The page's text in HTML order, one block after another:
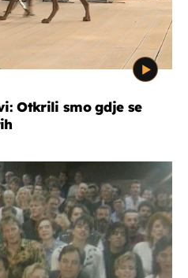
Otkrili smo gdje se